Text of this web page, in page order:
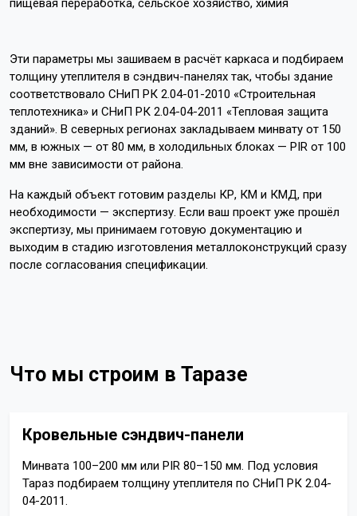
пищевая переработка, сельское хозяйство, химия
Эти параметры мы зашиваем в расчёт каркаса и подбираем
толщину утеплителя в сэндвич-панелях так, чтобы здание
соответствовало СНиП РК 2.04-01-2010 «Строительная
теплотехника» и СНиП РК 2.04-04-2011 «Тепловая защита
зданий». В северных регионах закладываем минвату от 150
мм, в южных — от 80 мм, в холодильных блоках — PIR от 100
мм вне зависимости от района.
На каждый объект готовим разделы КР, КМ и КМД, при
необходимости — экспертизу. Если ваш проект уже прошёл
экспертизу, мы принимаем готовую документацию и
выходим в стадию изготовления металлоконструкций сразу
после согласования спецификации.
Что мы строим в Таразе
Кровельные сэндвич-панели
Минвата 100–200 мм или PIR 80–150 мм. Под условия
Тараз подбираем толщину утеплителя по СНиП РК 2.04-
04-2011.